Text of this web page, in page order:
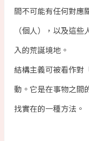
間不可能有任何對應
（個人），以及這
入的荒誕境地。
結構主義可被看作對
動。它是在事物之間
找實在的一種方法。